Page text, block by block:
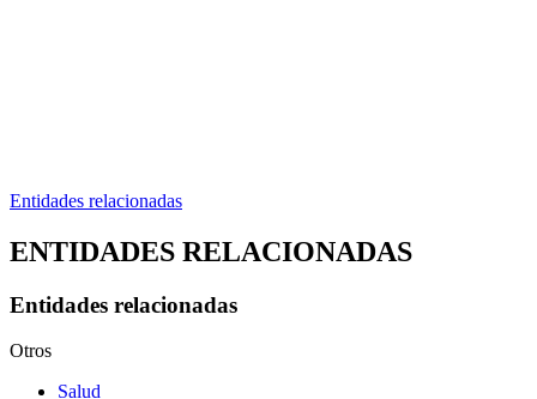
Entidades relacionadas
ENTIDADES RELACIONADAS
Entidades relacionadas
Otros
Salud